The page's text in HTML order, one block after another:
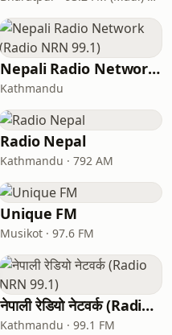
Nepali Radio Network (Radio NRN 99.1)
Kathmandu
Radio Nepal
Kathmandu · 792 AM
Unique FM
Musikot · 97.6 FM
नेपाली रेडियो नेटवर्क (Radio NRN 99.1)
Kathmandu · 99.1 FM